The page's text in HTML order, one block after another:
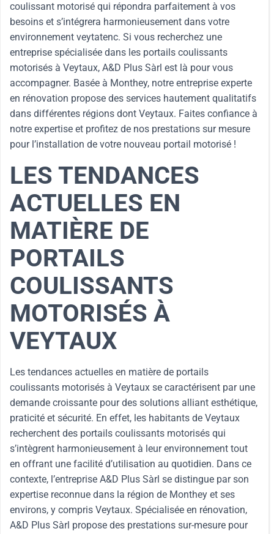
coulissant motorisé qui répondra parfaitement à vos
besoins et s’intégrera harmonieusement dans votre
environnement veytatenc. Si vous recherchez une
entreprise spécialisée dans les portails coulissants
motorisés à Veytaux, A&D Plus Sàrl est là pour vous
accompagner. Basée à Monthey, notre entreprise experte
en rénovation propose des services hautement qualitatifs
dans différentes régions dont Veytaux. Faites confiance à
notre expertise et profitez de nos prestations sur mesure
pour l’installation de votre nouveau portail motorisé !
LES TENDANCES
ACTUELLES EN
MATIÈRE DE
PORTAILS
COULISSANTS
MOTORISÉS À
VEYTAUX
Les tendances actuelles en matière de portails
coulissants motorisés à Veytaux se caractérisent par une
demande croissante pour des solutions alliant esthétique,
praticité et sécurité. En effet, les habitants de Veytaux
recherchent des portails coulissants motorisés qui
s’intègrent harmonieusement à leur environnement tout
en offrant une facilité d’utilisation au quotidien. Dans ce
contexte, l’entreprise A&D Plus Sàrl se distingue par son
expertise reconnue dans la région de Monthey et ses
environs, y compris Veytaux. Spécialisée en rénovation,
A&D Plus Sàrl propose des prestations sur-mesure pour